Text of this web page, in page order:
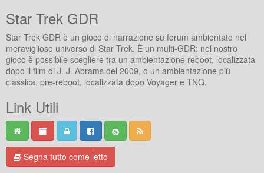
Star Trek GDR
Star Trek GDR è un gioco di narrazione su forum ambientato nel
meraviglioso universo di Star Trek. È un multi-GDR: nel nostro
gioco è possibile scegliere tra un ambientazione reboot, localizzata
dopo il film di J. J. Abrams del 2009, o un ambientazione più
classica, pre-reboot, localizzata dopo Voyager e TNG.
Link Utili
Segna tutto come letto